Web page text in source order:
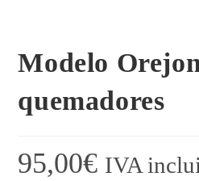
Modelo
quemadores
95,00€ IVA